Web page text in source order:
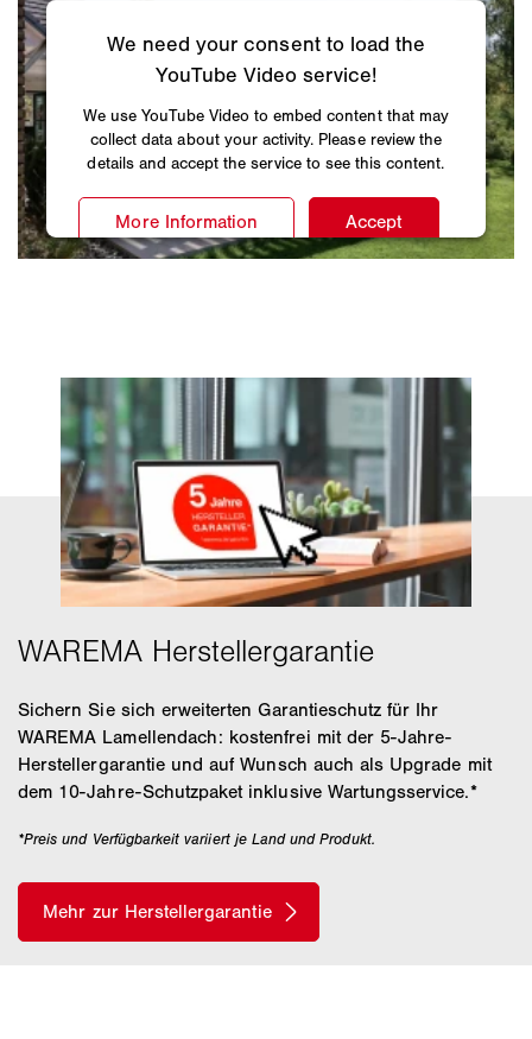
Sichern Sie sich erweiterten Garantieschutz für Ihr
WAREMA Lamellendach: kostenfrei mit der 5-Jahre-
Herstellergarantie und auf Wunsch auch als Upgrade mit
dem 10-Jahre-Schutzpaket inklusive Wartungsservice.*
*Preis und Verfügbarkeit variiert je Land und Produkt.